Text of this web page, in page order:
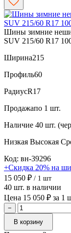
Шины зимние
SUV 215/60 R17
Ширина215
Профиль60
РадиусR17
Продажапо 1 шт.
Наличие 40 шт.
Низкая Высокая
Код: вн-39296
+Скидка 20% на
15 050 ₽ / 1 шт
40 шт. в наличии
Цена 15 050 ₽ за 1
−
В корзину